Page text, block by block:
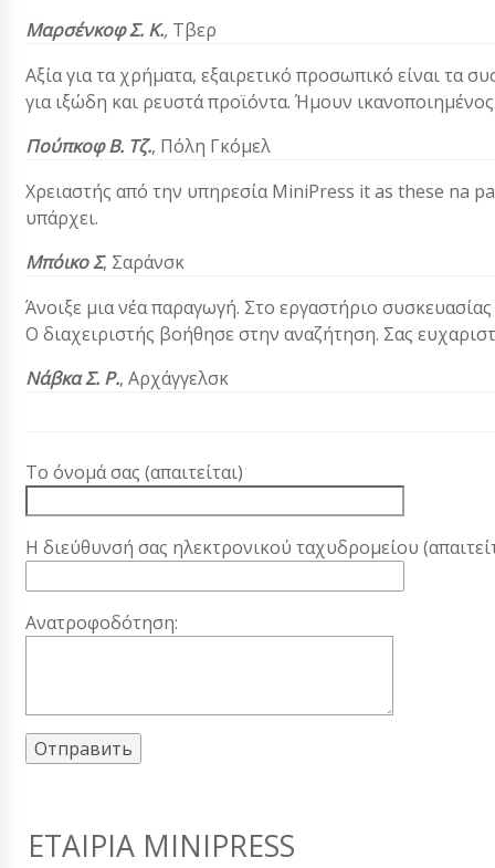
Μαρσένκοφ Σ. Κ., Τβερ
Αξία για τα χρήματα, εξαιρετικό προσωπικό είναι τα
για ιξώδη και ρευστά προϊόντα. Ήμουν
Πούπκοφ Β. Τζ., Πόλη Γκόμελ
Χρειαστής από την υπηρεσία MiniPress it as these na
υπάρχει.
Μπόικο Σ, Σαράνσκ
Άνοιξε μια νέα παραγωγή. Στο εργαστήριο
Ο διαχειριστής βοήθησε στην αναζήτηση. Σας
Νάβκα Σ. Ρ., Αρχάγγελσκ
Το όνομά σας (απαιτείται)
Η διεύθυνσή σας ηλεκτρονικού ταχυδρομείου
Ανατροφοδότηση:
ΕΤΑΙΡΊΑ MINIPRESS